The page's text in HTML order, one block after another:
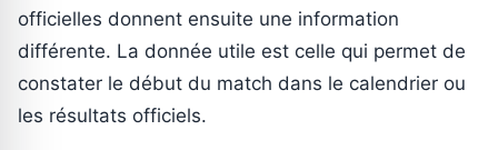
officielles donnent ensuite une information
différente. La donnée utile est celle qui permet de
constater le début du match dans le calendrier ou
les résultats officiels.